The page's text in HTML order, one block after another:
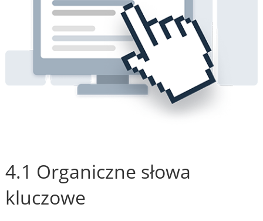
4.1 Organiczne słowa
kluczowe